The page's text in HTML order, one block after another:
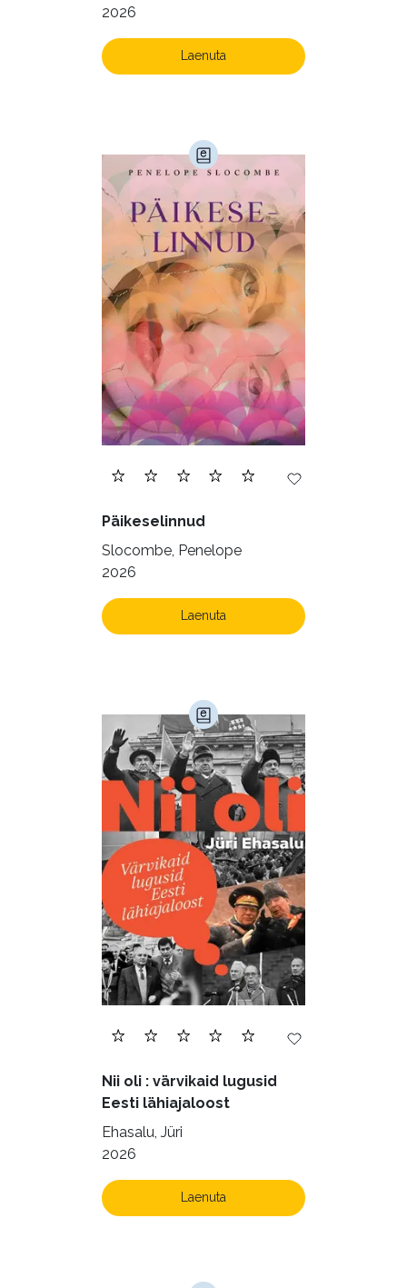
2026
Laenuta
Päikeselinnud
Slocombe, Penelope
2026
Laenuta
Nii oli : värvikaid lugusid
Eesti lähiajaloost
Ehasalu, Jüri
2026
Laenuta